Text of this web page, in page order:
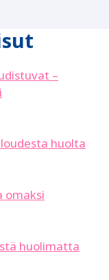
–
huolta
omaksi
huolimatta